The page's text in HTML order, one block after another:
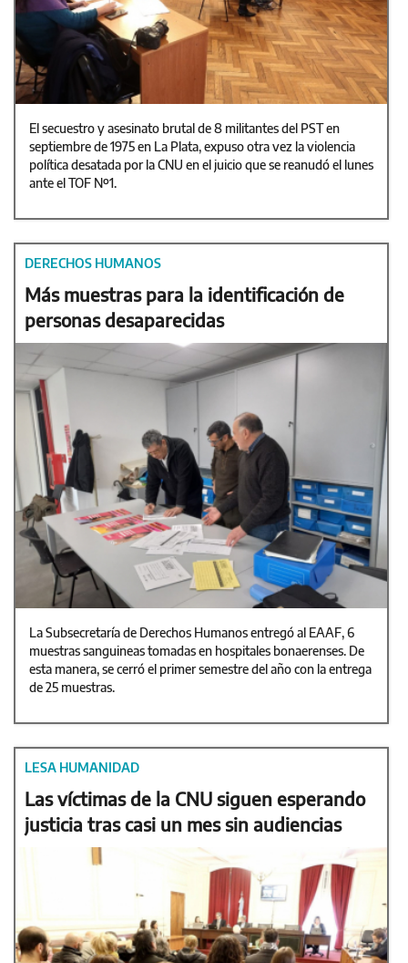
El secuestro y asesinato brutal de 8 militantes del PST en
septiembre de 1975 en La Plata, expuso otra vez la violencia
política desatada por la CNU en el juicio que se reanudó el lunes
ante el TOF Nº1.
DERECHOS HUMANOS
Más muestras para la identificación de
personas desaparecidas
La Subsecretaría de Derechos Humanos entregó al EAAF, 6
muestras sanguineas tomadas en hospitales bonaerenses. De
esta manera, se cerró el primer semestre del año con la entrega
de 25 muestras.
LESA HUMANIDAD
Las víctimas de la CNU siguen esperando
justicia tras casi un mes sin audiencias